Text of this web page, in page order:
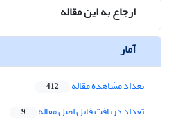
ارجاع به این مقاله
آمار
تعداد مشاهده مقاله 412
تعداد دریافت فایل اصل مقاله 9